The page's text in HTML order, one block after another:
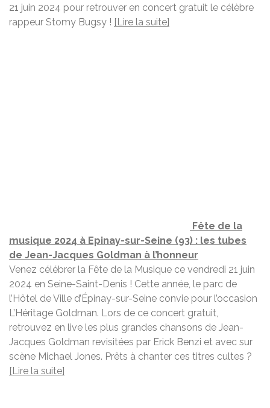
21 juin 2024 pour retrouver en concert gratuit le célèbre
rappeur Stomy Bugsy ! [Lire la suite]
Fête de la
musique 2024 à Epinay-sur-Seine (93) : les tubes
de Jean-Jacques Goldman à l’honneur
Venez célébrer la Fête de la Musique ce vendredi 21 juin
2024 en Seine-Saint-Denis ! Cette année, le parc de
l’Hôtel de Ville d’Épinay-sur-Seine convie pour l’occasion
L’Héritage Goldman. Lors de ce concert gratuit,
retrouvez en live les plus grandes chansons de Jean-
Jacques Goldman revisitées par Erick Benzi et avec sur
scène Michael Jones. Prêts à chanter ces titres cultes ?
[Lire la suite]